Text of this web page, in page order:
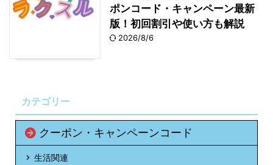
ポンコード・キャンペーン最新
版！初回割引や使い方も解説
2026/8/6
カテゴリー
クーポン・キャンペーンコード
生活関連